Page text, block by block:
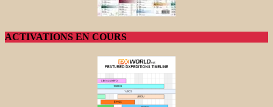
ACTIVATIONS EN COURS